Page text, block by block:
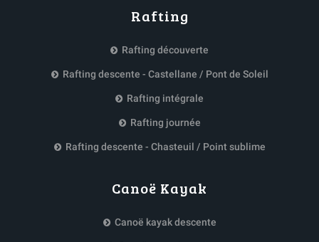
Rafting
Rafting découverte
Rafting descente - Castellane / Pont de Soleil
Rafting intégrale
Rafting journée
Rafting descente - Chasteuil / Point sublime
Canoë Kayak
Canoë kayak descente